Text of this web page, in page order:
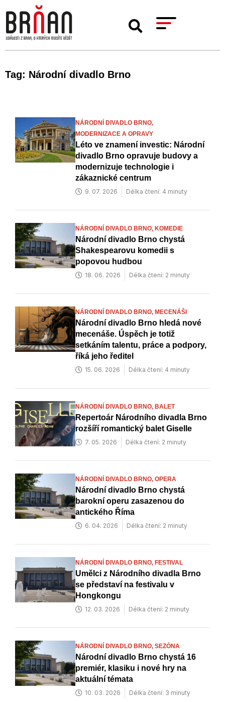
Tag: Národní divadlo Brno
NÁRODNÍ DIVADLO BRNO,
MODERNIZACE A OPRAVY
Léto ve znamení investic: Národní
divadlo Brno opravuje budovy a
modernizuje technologie i
zákaznické centrum
9. 07. 2026 Délka čtení: 4 minuty
NÁRODNÍ DIVADLO BRNO, KOMEDIE
Národní divadlo Brno chystá
Shakespearovu komedii s
popovou hudbou
18. 06. 2026 Délka čtení: 2 minuty
NÁRODNÍ DIVADLO BRNO, MECENÁŠI
Národní divadlo Brno hledá nové
mecenáše. Úspěch je totiž
setkáním talentu, práce a podpory,
říká jeho ředitel
15. 06. 2026 Délka čtení: 4 minuty
NÁRODNÍ DIVADLO BRNO, BALET
Repertoár Národního divadla Brno
rozšíří romantický balet Giselle
7. 05. 2026 Délka čtení: 2 minuty
NÁRODNÍ DIVADLO BRNO, OPERA
Národní divadlo Brno chystá
barokní operu zasazenou do
antického Říma
6. 04. 2026 Délka čtení: 2 minuty
NÁRODNÍ DIVADLO BRNO, FESTIVAL
Umělci z Národního divadla Brno
se představí na festivalu v
Hongkongu
12. 03. 2026 Délka čtení: 2 minuty
NÁRODNÍ DIVADLO BRNO, SEZÓNA
Národní divadlo Brno chystá 16
premiér, klasiku i nové hry na
aktuální témata
10. 03. 2026 Délka čtení: 3 minuty